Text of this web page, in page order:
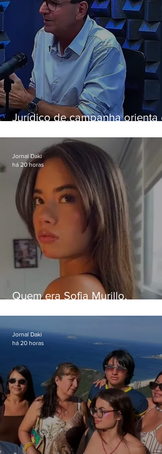
Jurídico de campanha orienta e
da Band
Quem era Sofia Murillo,
em queda de helicóptero no
Jornal Daki
há 20 horas
Jornal Daki
há 20 horas